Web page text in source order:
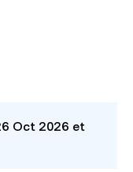
Oct 2026 et